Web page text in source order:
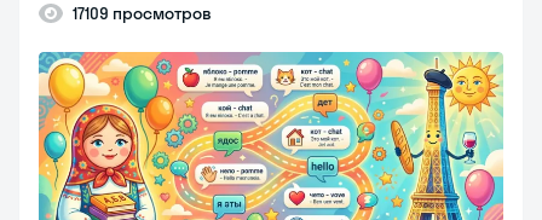
17109 просмотров